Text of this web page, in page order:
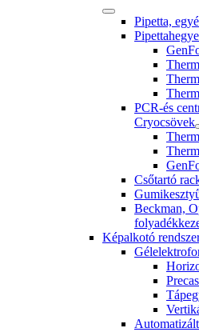
Pipetta,
PCR-és
Cryocsövek
Csőtartó
Beckman,
Képalkotó